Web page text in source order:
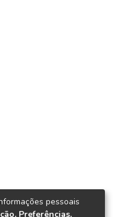
pessoais
Preferências,